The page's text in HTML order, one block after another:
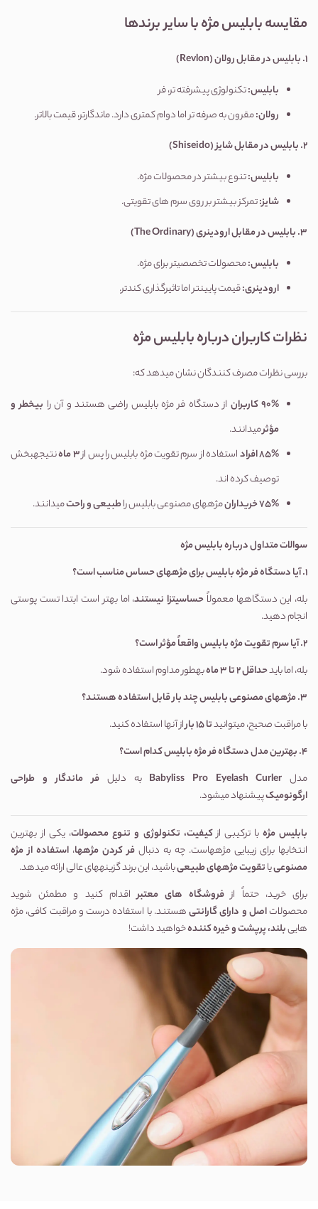
مقایسه بابلیس مژه با سایر برندها
1. بابلیس در مقابل رولان(Revlon)
بابلیس:تکنولوژی پیشرفته تر، فر
رولان:مقرون به صرفه تر اما دوام کمتری دارد. ماندگارتر، قیمت بالاتر.
2. بابلیس در مقابل شایز(Shiseido)
بابلیس:تنوع بیشتر در محصولات مژه.
شایز:تمرکز بیشتر بر روی سرم های تقویتی.
3. بابلیس در مقابل ارودینری(The Ordinary)
بابلیس:محصولات تخصصیتر برای مژه.
ارودینری:قیمت پایینتر اما تاثیرگذاری کندتر.
نظرات کاربران درباره بابلیس مژه
بررسی نظرات مصرف کنندگان نشان میدهد که:
۹۰%کاربران از دستگاه فر مژه بابلیس راضی هستند و آن را بیخطر و
مؤثرمیدانند.
۸۵%افراداستفاده از سرم تقویت مژه بابلیس را پس از۳ماهنتیجهبخش
توصیف کرده اند.
۷۵%خریدارانمژههای مصنوعی بابلیس راطبیعی و راحتمیدانند.
سوالات متداول درباره بابلیس مژه
1. آیا دستگاه فر مژه بابلیس برای مژههای حساس مناسب است؟
بله، این دستگاهها معمولاً حساسیتزا نیستند، اما بهتر است ابتدا تست پوستی
انجام دهید.
2. آیا سرم تقویت مژه بابلیس واقعاً مؤثر است؟
بله، اما بایدحداقل۲تا۳ماهبهطور مداوم استفاده شود.
3. مژههای مصنوعی بابلیس چند بار قابل استفاده هستند؟
با مراقبت صحیح، میتوانیدتا۱۵باراز آنها استفاده کنید.
4. بهترین مدل دستگاه فر مژه بابلیس کدام است؟
مدل Babyliss Pro Eyelash Curler به دلیل فر ماندگار و طراحی
ارگونومیکپیشنهاد میشود.
بابلیس مژه با ترکیبی ازکیفیت، تکنولوژی و تنوع محصولات، یکی از بهترین
انتخابها برای زیبایی مژههاست. چه به دنبال فر کردن مژهها، استفاده از مژه
مصنوعییاتقویت مژههای طبیعیباشید، این برند گزینههای عالی ارائه میدهد.
برای خرید، حتماً از فروشگاه های معتبراقدام کنید و مطمئن شوید
محصولاتاصل و دارای گارانتیهستند. با استفاده درست و مراقبت کافی، مژه
هاییبلند، پرپشت و خیره کنندهخواهید داشت!